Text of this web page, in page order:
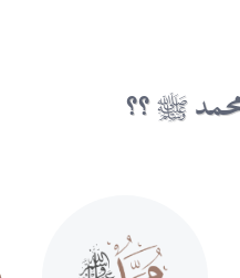
ﷺ ؟؟